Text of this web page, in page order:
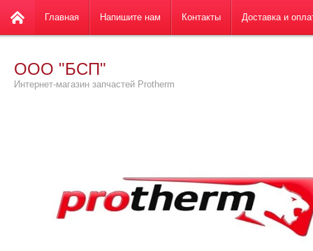
ООО "БСП"
Интернет-магазин запчастей Protherm
Главная Напишите нам Контакты Доставка и